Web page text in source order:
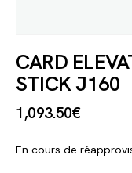
CARD
STICK J160
1,093.50€
En cours de